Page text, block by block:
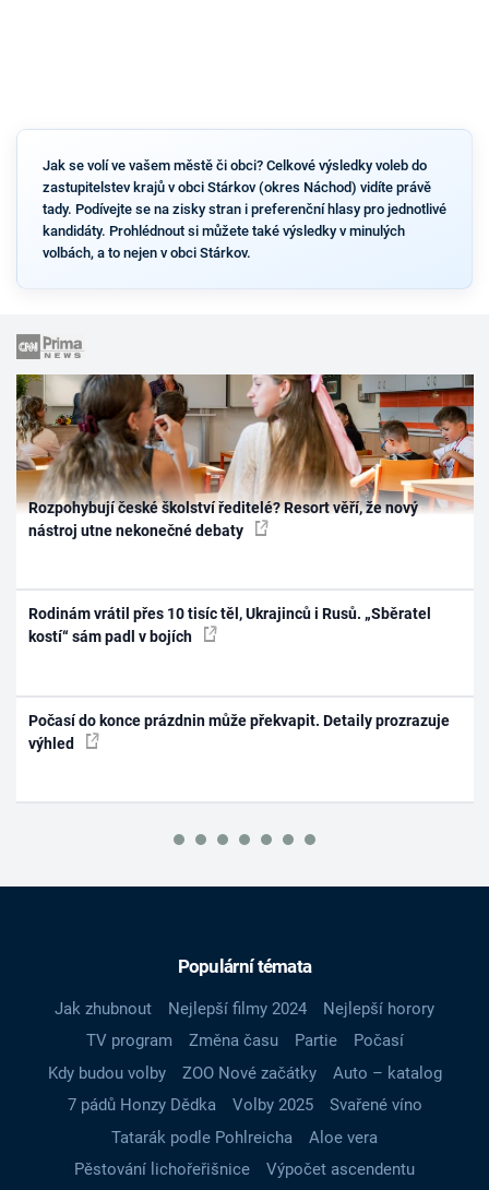
Jak se volí ve vašem městě či obci? Celkové výsledky voleb do
zastupitelstev krajů v obci Stárkov (okres Náchod) vidíte právě
tady. Podívejte se na zisky stran i preferenční hlasy pro jednotlivé
kandidáty. Prohlédnout si můžete také výsledky v minulých
volbách, a to nejen v obci Stárkov.
Rozpohybují české školství ředitelé? Resort věří, že nový
nástroj utne nekonečné debaty
Rodinám vrátil přes 10 tisíc těl, Ukrajinců i Rusů. „Sběratel
kostí“ sám padl v bojích
Počasí do konce prázdnin může překvapit. Detaily prozrazuje
výhled
Populární témata
Jak zhubnout Nejlepší filmy 2024
Nejlepší horory
TV program
Změna času Partie
Počasí
Kdy budou volby
ZOO Nové začátky
Auto – katalog
7 pádů Honzy Dědka
Volby 2025
Svařené víno
Tatarák podle Pohlreicha
Aloe vera
Pěstování lichořeřišnice
Výpočet ascendentu